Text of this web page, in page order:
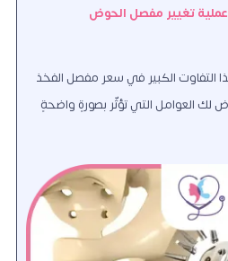
تغيير مفصل الحوض
التفاوت الكبير في سعر مفصل الفخذ
العوامل التي تؤثّر بصورةٍ واضحةٍ